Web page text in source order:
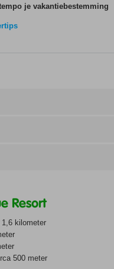
je vakantiebestemming
Resort
kilometer
500 meter